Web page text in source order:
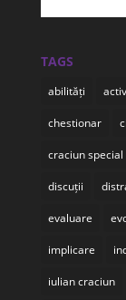
TAGS
abilități
chestionar
craciun special
discuții
evaluare
implicare
iulian craciun